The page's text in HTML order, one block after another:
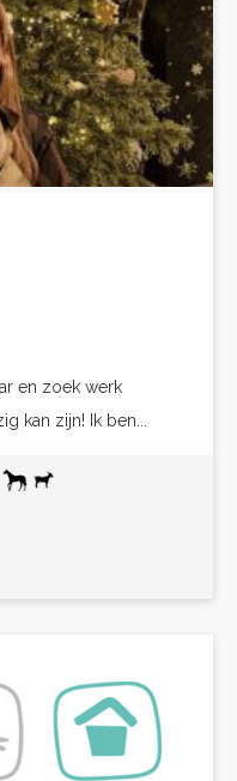
en zoek werk
kan zijn! Ik ben...